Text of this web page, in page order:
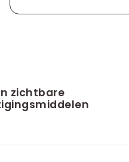
zichtbare